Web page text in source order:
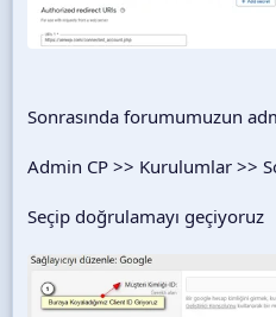
Sonrasında forumumuzun
Admin CP >> Kurulumlar >>
Seçip doğrulamayı geçiyoruz